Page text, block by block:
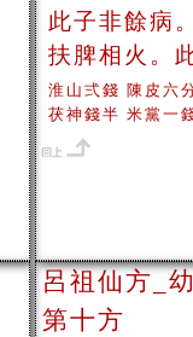
此子非餘病
扶脾相火。
淮山弍錢 陳皮六
茯神錢半 米黨一
呂祖仙方_
第十方